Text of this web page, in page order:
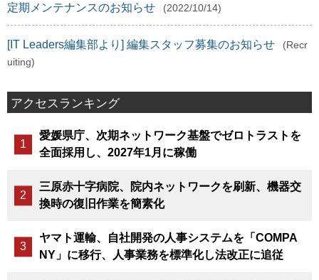
定期メンテナンスのお知らせ (2022/10/14)
[IT Leaders編集部より] 編集スタッフ募集のお知らせ
(Recr
uiting)
アクセスランキング
愛媛県庁、次期ネットワーク基盤でゼロトラストを
全面採用し、2027年1月に稼働
三原赤十字病院、院内ネットワークを刷新、機器交
換時の復旧作業を簡素化
ヤマト運輸、自社開発の人事システムを「COMPA
NY」に移行、人事業務を標準化し法改正に追従